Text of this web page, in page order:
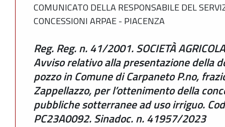
COMUNICATO DELLA RESPONSABILE DEL
CONCESSIONI ARPAE - PIACENZA
Reg. Reg. n. 41/2001. SOCIETÀ
Avviso relativo alla presentazione della
pozzo in Comune di Carpaneto P.no,
Zappellazzo, per l’ottenimento della
pubbliche sotterranee ad uso irriguo.
PC23A0092. Sinadoc. n. 41957/2023